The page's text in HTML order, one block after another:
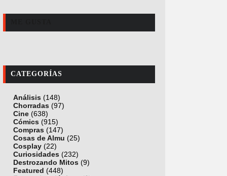
CATEGORÍAS
Análisis (148)
Chorradas (97)
Cine (638)
Cómics (915)
Compras (147)
Cosas de Almu (25)
Cosplay (22)
Curiosidades (232)
Destrozando Mitos (9)
Featured (448)